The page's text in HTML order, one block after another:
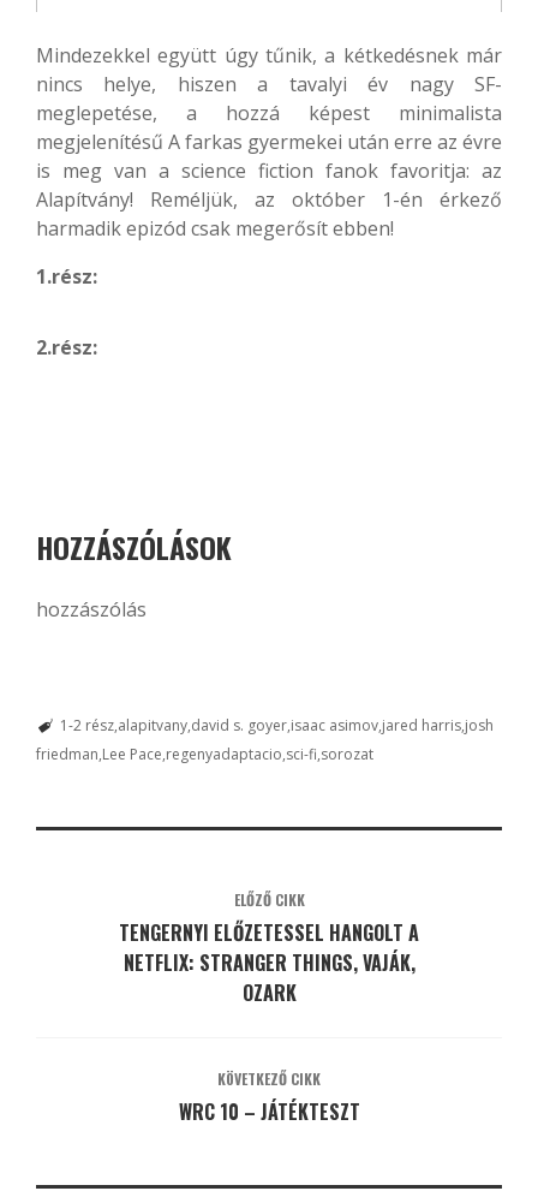
Mindezekkel együtt úgy tűnik, a kétkedésnek már
nincs helye, hiszen a tavalyi év nagy SF-
meglepetése, a hozzá képest minimalista
megjelenítésű A farkas gyermekei után erre az évre
is meg van a science fiction fanok favoritja: az
Alapítvány! Reméljük, az október 1-én érkező
harmadik epizód csak megerősít ebben!
1.rész:
2.rész:
HOZZÁSZÓLÁSOK
hozzászólás
1-2 rész alapitvany david s. goyer isaac asimov jared harris josh
friedman Lee Pace regenyadaptacio sci-fi sorozat
ELŐZŐ CIKK
TENGERNYI ELŐZETESSEL HANGOLT A
NETFLIX: STRANGER THINGS, VAJÁK,
OZARK
KÖVETKEZŐ CIKK
WRC 10 – JÁTÉKTESZT